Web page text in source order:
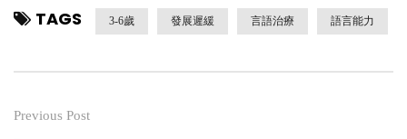
TAGS 3-6歲 發展遲緩 言語治療 語言能力
Previous Post